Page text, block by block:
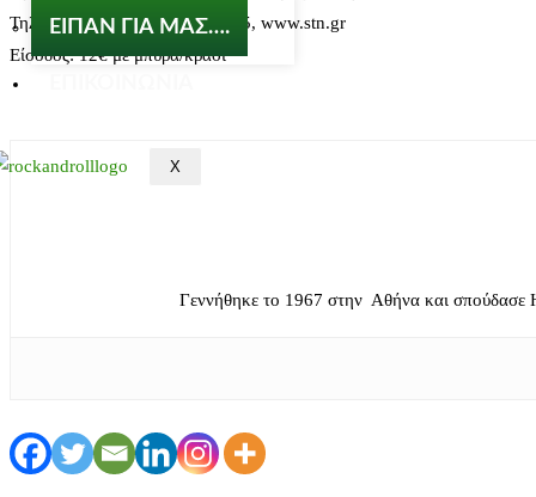
ΕΙΠΑΝ ΓΙΑ ΜΑΣ….
X
Τηλ. Επικοινωνίας: 2109226975, www.stn.gr
Είσοδος: 12€ με μπυρα/κρασι
Γεννήθηκε το 1967 στην Αθήνα και σπούδασε